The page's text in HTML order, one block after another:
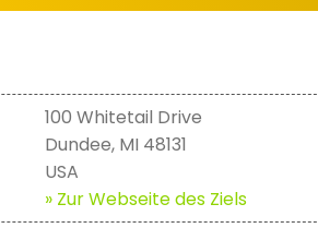
100 Whitetail Drive
Dundee, MI 48131
USA
» Zur Webseite des Ziels